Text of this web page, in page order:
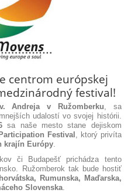
centrom európskej
festival!
Andreja v Ružomberku, sa
udalostí vo svojej histórii.
sa naše mesto stane dejiskom
Festival , ktorý privíta
krajín Európy.
či Budapešť prichádza tento
Ružomberok tak bude hostiť
Rumunska, Maďarska,
Slovenska.